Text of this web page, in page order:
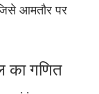
आमतौर पर
गणित